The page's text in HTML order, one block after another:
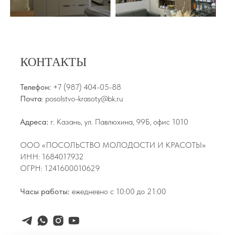
КОНТАКТЫ
Телефон: +7 (987) 404-05-88
Почта: posolstvo-krasoty@bk.ru
Адреса: г. Казань, ул. Павлюхина, 99Б, офис 1010
ООО «ПОСОЛЬСТВО МОЛОДОСТИ И КРАСОТЫ»
ИНН: 1684017932
ОГРН: 1241600010629
Часы работы: ежедневно с 10:00 до 21:00